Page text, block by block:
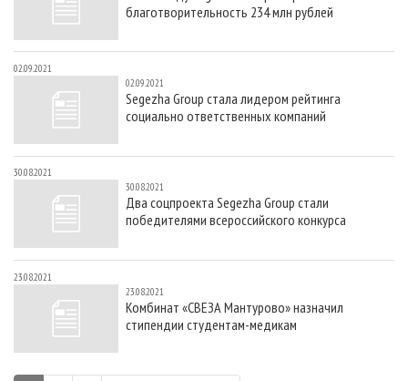
благотворительность 234 млн рублей
02.09.2021
02.09.2021
Segezha Group стала лидером рейтинга
социально ответственных компаний
30.08.2021
30.08.2021
Два соцпроекта Segezha Group стали
победителями всероссийского конкурса
23.08.2021
23.08.2021
Комбинат «СВЕЗА Мантурово» назначил
стипендии студентам-медикам